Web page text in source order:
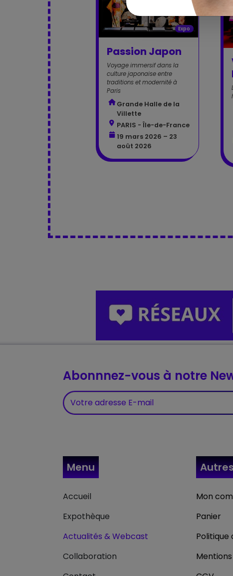
Expo
Passion Japon
Voyage immersif dans la
culture japonaise entre
traditions et modernité à
Paris
Grande Halle de la
Villette
PARIS - Île-de-France
19 mars 2026 – 23
août 2026
Abonnnez-vous à notre
Menu
Accueil
Expothèque
Actualités & Webcast
Collaboration
Mon
Panier
Politique